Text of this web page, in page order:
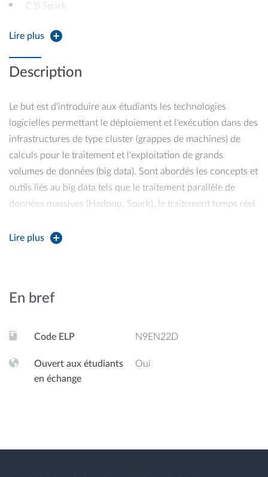
C3) Spark
C4) Spark
TP2) Spark
C5) Spark-streaming + Storm
TP3) Spark-streaming
TP4) passage à l'échelle
TP5) passage à l'échelle + SparkML
Lire plus
Description
Le but est d'introduire aux étudiants les technologies
logicielles permettant le déploiement et l'exécution dans des
infrastructures de type cluster (grappes de machines) de
calculs pour le traitement et l'exploitation de grands
volumes de données (big data). Sont abordés les concepts et
outils liés au big data tels que le traitement parallèle de
données massives (Hadoop, Spark), le traitement temps réel
l'échelle de ces traitements dans les infrastructures cluster.
Lire plus
En bref
Code ELP N9EN22D
Ouvert aux étudiants
en échange
Oui